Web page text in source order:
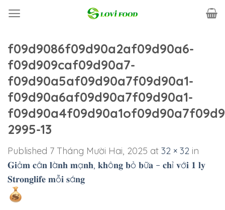
f09d9086f09d90a2af09d90a6-
f09d909caf09d90a7-
f09d90a5af09d90a7f09d90a1-
f09d90a6af09d90a7f09d90a1-
2995-13
Published 7 Tháng Mười Hai, 2025 at 32 × 32 in
𝐆𝐢ả𝐦 𝐜â𝐧 𝐥à𝐧𝐡 𝐦ạ𝐧𝐡, 𝐤𝐡ô𝐧𝐠 𝐛ỏ 𝐛ữ𝐚 – 𝐜𝐡ỉ 𝐯ớ𝐢 𝟏 𝐥𝐲
𝐒𝐭𝐫𝐨𝐧𝐠𝐥𝐢𝐟𝐞 𝐦ỗ𝐢 𝐬á𝐧𝐠